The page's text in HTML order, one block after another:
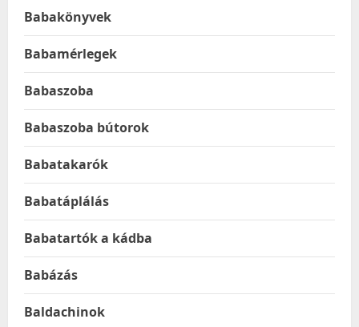
Babakönyvek
Babamérlegek
Babaszoba
Babaszoba bútorok
Babatakarók
Babatáplálás
Babatartók a kádba
Babázás
Baldachinok